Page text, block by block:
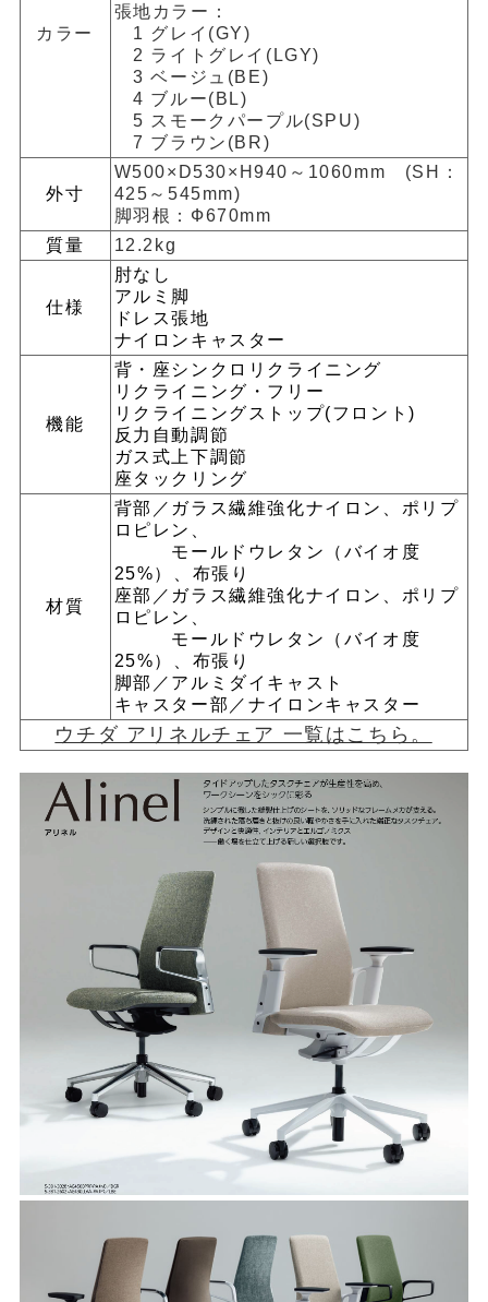
カラー
張地カラー：
1 グレイ(GY)
2 ライトグレイ(LGY)
3 ベージュ(BE)
4 ブルー(BL)
5 スモークパープル(SPU)
7 ブラウン(BR)
外寸
W500×D530×H940～1060mm (SH：
425～545mm)
脚羽根：Ф670mm
質量
12.2kg
仕様
肘なし
アルミ脚
ドレス張地
ナイロンキャスター
機能
背・座シンクロリクライニング
リクライニング・フリー
リクライニングストップ(フロント)
反力自動調節
ガス式上下調節
座タックリング
材質
背部／ガラス繊維強化ナイロン、ポリプ
ロピレン、
モールドウレタン（バイオ度
25%）、布張り
座部／ガラス繊維強化ナイロン、ポリプ
ロピレン、
モールドウレタン（バイオ度
25%）、布張り
脚部／アルミダイキャスト
キャスター部／ナイロンキャスター
ウチダ アリネルチェア 一覧はこちら。